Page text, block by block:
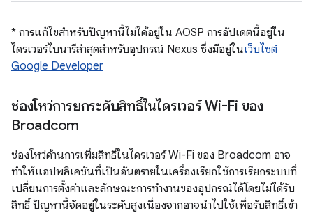
* การแก้ไขสำหรับปัญหานี้ไม่ได้อยู่ใน AOSP การอัปเดตนี้อยู่ใน
ไดรเวอร์ไบนารีล่าสุดสำหรับอุปกรณ์ Nexus ซึ่งมีอยู่ในเว็บไซต์
Google Developer
ช่องโหว่การยกระดับสิทธิ์ในไดรเวอร์ Wi-Fi ของ
Broadcom
ช่องโหว่ด้านการเพิ่มสิทธิ์ในไดรเวอร์ Wi-Fi ของ Broadcom อาจ
ทำให้แอปพลิเคชันที่เป็นอันตรายในเครื่องเรียกใช้การเรียกระบบที่
เปลี่ยนการตั้งค่าและลักษณะการทํางานของอุปกรณ์ได้โดยไม่ได้รับ
สิทธิ์ ปัญหานี้จัดอยู่ในระดับสูงเนื่องจากอาจนำไปใช้เพื่อรับสิทธิ์เข้า